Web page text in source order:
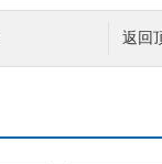
返回